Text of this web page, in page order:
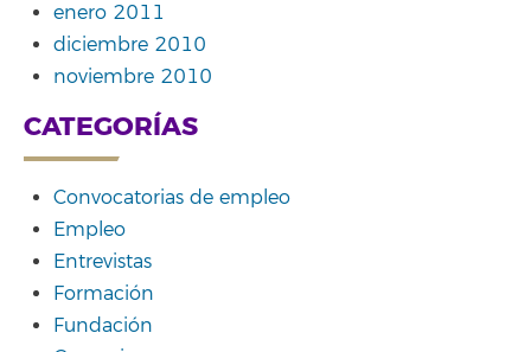
enero 2011
diciembre 2010
noviembre 2010
CATEGORÍAS
Convocatorias de empleo
Empleo
Entrevistas
Formación
Fundación